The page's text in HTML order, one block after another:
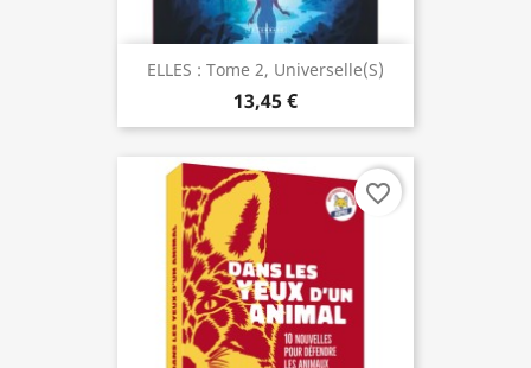
ELLES : Tome 2, Universelle(s)
13,45 €
favorite_border